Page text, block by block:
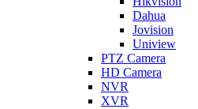
Dahua
Jovision
Uniview
PTZ Camera
HD Camera
NVR
XVR